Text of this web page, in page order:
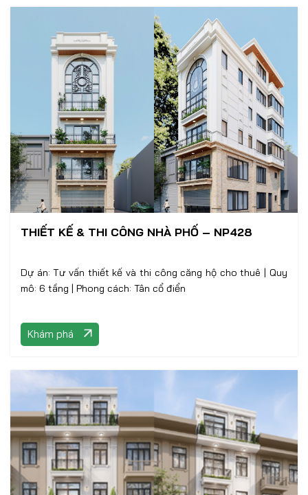
THIẾT KẾ & THI CÔNG NHÀ PHỐ – NP428
Dự án: Tư vấn thiết kế và thi công căng hộ cho thuê | Quy
mô: 6 tầng | Phong cách: Tân cổ điển
Khám phá